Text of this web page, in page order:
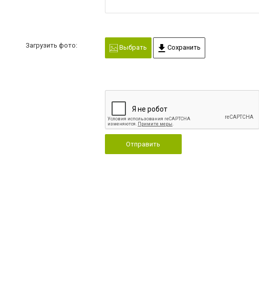
Загрузить фото: Выбрать Сохранить
Отправить